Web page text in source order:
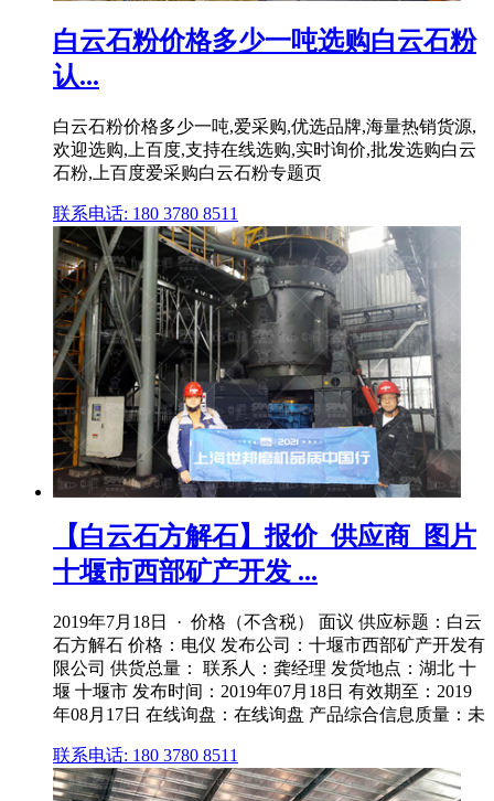
白云石粉价格多少一吨选购白云石粉
认...
白云石粉价格多少一吨,爱采购,优选品牌,海量热销货源,
欢迎选购,上百度,支持在线选购,实时询价,批发选购白云
石粉,上百度爱采购白云石粉专题页
联系电话: 180 3780 8511
【白云石方解石】报价_供应商_图片
十堰市西部矿产开发 ...
2019年7月18日 · 价格（不含税） 面议 供应标题：白云
石方解石 价格：电仪 发布公司：十堰市西部矿产开发有
限公司 供货总量： 联系人：龚经理 发货地点：湖北 十
堰 十堰市 发布时间：2019年07月18日 有效期至：2019
年08月17日 在线询盘：在线询盘 产品综合信息质量：未
联系电话: 180 3780 8511